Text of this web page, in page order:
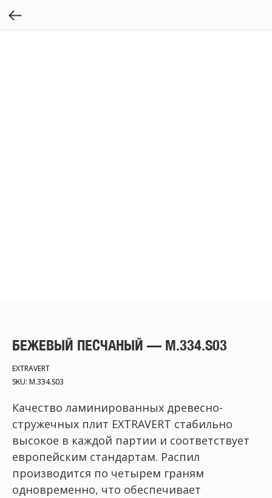
БЕЖЕВЫЙ ПЕСЧАНЫЙ — M.334.S03
EXTRAVERT
SKU: M.334.S03
Качество ламинированных древесно-
стружечных плит EXTRAVERT стабильно
высокое в каждой партии и соответствует
европейским стандартам. Распил
производится по четырем граням
одновременно, что обеспечивает